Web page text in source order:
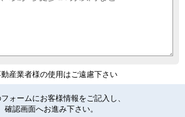
産業者様の使用はご遠慮下さい
ォームにお客様情報をご記入し、
確認画面へお進み下さい。